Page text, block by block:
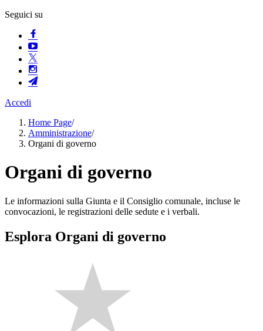
Seguici su
Accedi
Home Page/
Amministrazione/
Organi di governo
Organi di governo
Le informazioni sulla Giunta e il Consiglio comunale, incluse le
convocazioni, le registrazioni delle sedute e i verbali.
Esplora Organi di governo